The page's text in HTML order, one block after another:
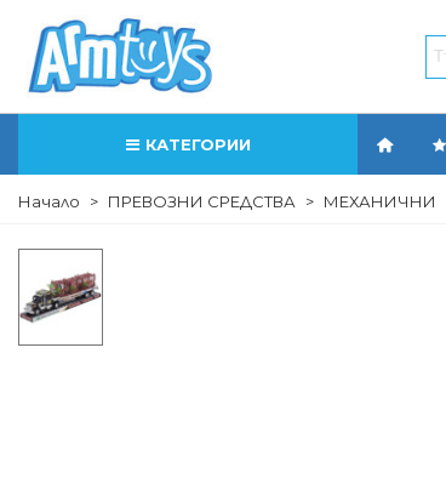
КАТЕГОРИИ
Начало > ПРЕВОЗНИ СРЕДСТВА > МЕХАНИЧНИ